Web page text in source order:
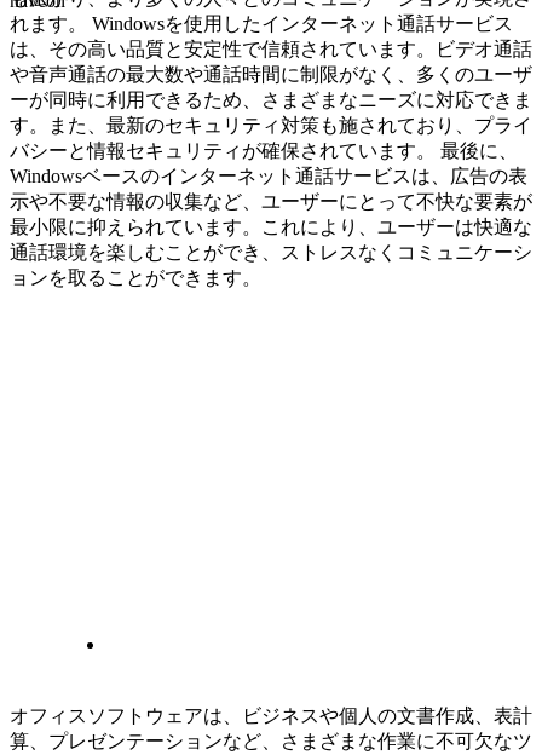
れます。 Windowsを使用したインターネット通話サービス
は、その高い品質と安定性で信頼されています。ビデオ通話
や音声通話の最大数や通話時間に制限がなく、多くのユーザ
ーが同時に利用できるため、さまざまなニーズに対応できま
す。また、最新のセキュリティ対策も施されており、プライ
バシーと情報セキュリティが確保されています。 最後に、
Windowsベースのインターネット通話サービスは、広告の表
示や不要な情報の収集など、ユーザーにとって不快な要素が
最小限に抑えられています。これにより、ユーザーは快適な
通話環境を楽しむことができ、ストレスなくコミュニケーシ
ョンを取ることができます。
オフィスソフトウェアは、ビジネスや個人の文書作成、表計
算、プレゼンテーションなど、さまざまな作業に不可欠なツ